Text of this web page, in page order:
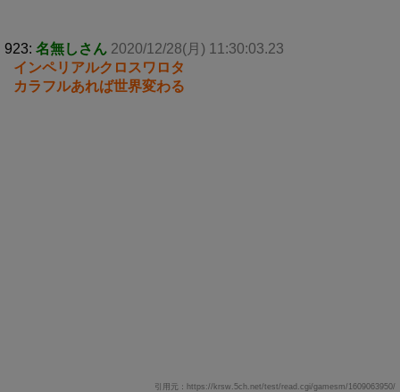
923: 名無しさん 2020/12/28(月) 11:30:03.23
インペリアルクロスワロタ
カラフルあれば世界変わる
引用元：https://krsw.5ch.net/test/read.cgi/gamesm/1609063950/